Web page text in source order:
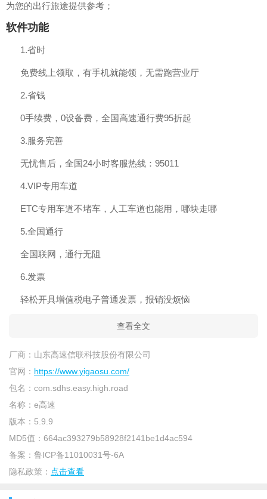
为您的出行旅途提供参考；
软件功能
1.省时
免费线上领取，有手机就能领，无需跑营业厅
2.省钱
0手续费，0设备费，全国高速通行费95折起
3.服务完善
无忧售后，全国24小时客服热线：95011
4.VIP专用车道
ETC专用车道不堵车，人工车道也能用，哪块走哪
5.全国通行
全国联网，通行无阻
6.发票
轻松开具增值税电子普通发票，报销没烦恼
查看全文
厂商： 山东高速信联科技股份有限公司
官网： https://www.yigaosu.com/
包名： com.sdhs.easy.high.road
名称： e高速
版本： 5.9.9
MD5值： 664ac393279b58928f2141be1d4ac594
备案： 鲁ICP备11010031号-6A
隐私政策： 点击查看